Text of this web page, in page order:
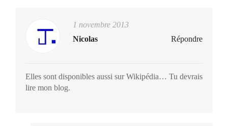
1 novembre 2013
Nicolas
Répondre
Elles sont disponibles aussi sur Wikipédia… Tu devrais
lire mon blog.